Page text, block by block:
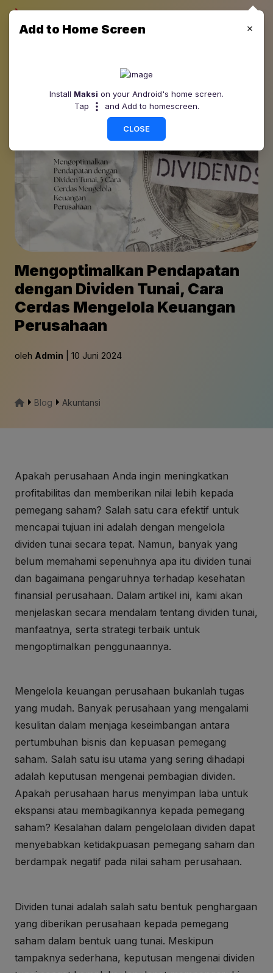
Mengoptimalkan Pendapatan
dengan Dividen Tunai, Cara
Cerdas Mengelola Keuangan
Perusahaan
oleh Admin | 10 Juni 2024
Blog Akuntansi
Apakah perusahaan Anda ingin meningkatkan
profitabilitas dan memberikan nilai lebih kepada
pemegang saham? Salah satu cara efektif untuk
mencapai tujuan ini adalah dengan mengelola
dividen tunai secara tepat. Namun, banyak yang
belum memahami sepenuhnya apa itu dividen tunai
dan bagaimana pengaruhnya terhadap kesehatan
finansial perusahaan. Dalam artikel ini, kami akan
menjelaskan secara mendalam tentang dividen tunai,
manfaatnya, serta strategi terbaik untuk
mengoptimalkan penggunaannya.
Mengelola keuangan perusahaan bukanlah tugas
yang mudah. Banyak perusahaan yang mengalami
kesulitan dalam menjaga keseimbangan antara
pertumbuhan bisnis dan kepuasan pemegang
saham. Salah satu isu utama yang sering dihadapi
adalah keputusan mengenai pembagian dividen.
Apakah perusahaan harus menyimpan laba untuk
ekspansi atau membagikannya kepada pemegang
saham? Kesalahan dalam pengelolaan dividen dapat
menyebabkan ketidakpuasan pemegang saham dan
berdampak negatif pada nilai saham perusahaan.
Dividen tunai adalah salah satu bentuk penghargaan
yang diberikan perusahaan kepada pemegang
saham dalam bentuk uang tunai. Meskipun
tampaknya sederhana, keputusan mengenai dividen
Add to Home Screen
Install Maksi on your Android's home screen.
Tap
and Add to homescreen.
CLOSE